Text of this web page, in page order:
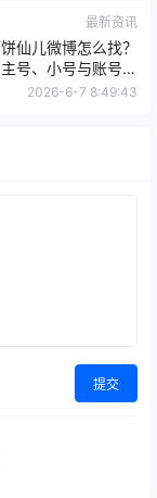
最新资讯
仙儿微博怎么找？
号、小号与账号动
态整理
2026-6-7 8:49:43
提交